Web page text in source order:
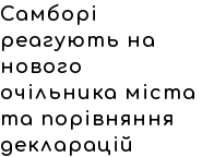
Самборі
реагують на
нового
очільника міста
та порівняння
декларацій